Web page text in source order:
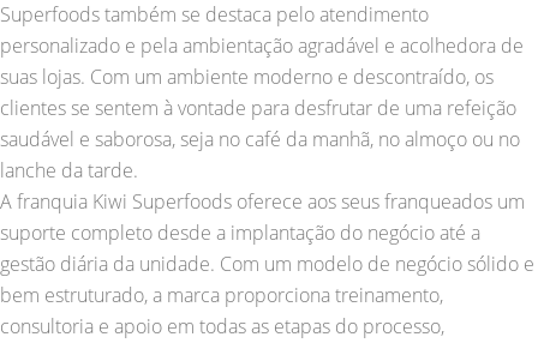
Superfoods também se destaca pelo atendimento
personalizado e pela ambientação agradável e acolhedora de
suas lojas. Com um ambiente moderno e descontraído, os
clientes se sentem à vontade para desfrutar de uma refeição
saudável e saborosa, seja no café da manhã, no almoço ou no
lanche da tarde.
A franquia Kiwi Superfoods oferece aos seus franqueados um
suporte completo desde a implantação do negócio até a
gestão diária da unidade. Com um modelo de negócio sólido e
bem estruturado, a marca proporciona treinamento,
consultoria e apoio em todas as etapas do processo,